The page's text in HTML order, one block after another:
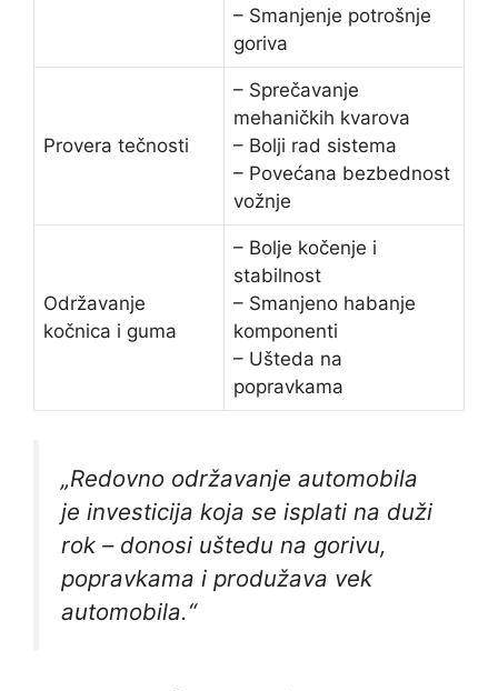
– Smanjenje potrošnje
goriva
Provera tečnosti
– Sprečavanje
mehaničkih kvarova
– Bolji rad sistema
– Povećana bezbednost
vožnje
Održavanje
kočnica i guma
– Bolje kočenje i
stabilnost
– Smanjeno habanje
komponenti
– Ušteda na
popravkama
„Redovno održavanje automobila
je investicija koja se isplati na duži
rok – donosi uštedu na gorivu,
popravkama i produžava vek
automobila.“